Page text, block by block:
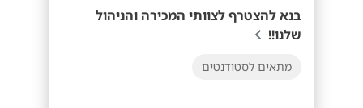
בנא להצטרף לצוותי המכירה והניהול
שלנו!!
מתאים לסטודנטים